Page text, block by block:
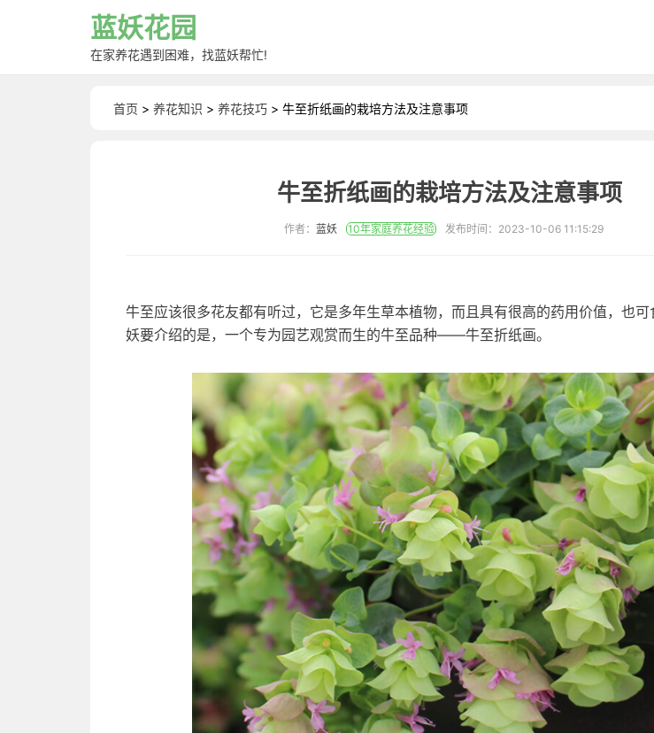
蓝妖花园
在家养花遇到困难，找蓝妖帮忙!
首页 > 养花知识 > 养花技巧 > 牛至折纸画的栽培方法及注意事项
牛至折纸画的栽培方法及注意事项
作者： 蓝妖 10年家庭养花经验 发布时间：2023-10-06 11:15:29
牛至应该很多花友都有听过，它是多年生草本植物，而且具有很高的药用价值，也
妖要介绍的是，一个专为园艺观赏而生的牛至品种——牛至折纸画。